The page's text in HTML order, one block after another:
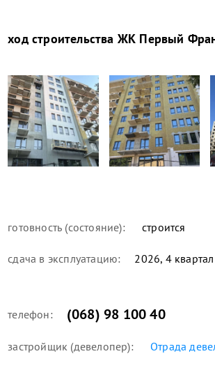
ход строительства ЖК Первый
готовность (состояние): строится
сдача в эксплуатацию: 2026, 4 квартал
телефон: (068) 98 100 40
застройщик (девелопер): Отрада